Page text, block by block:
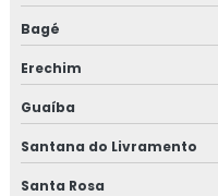
Espeto em inox
Espeto inox para churrasco
Espeto simples
Fábrica de churrasqueira
Bagé
Erechim
Guaíba
Santana do Livramento
Santa Rosa